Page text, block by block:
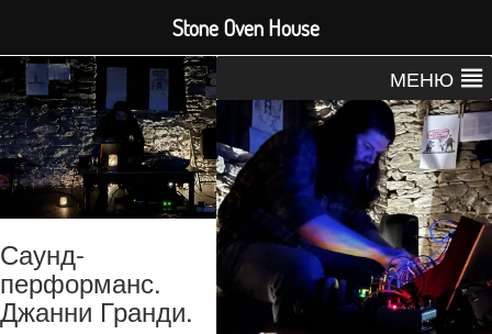
Саунд-
перформанс.
Джанни Гранди.
МЕНЮ
Stone Oven House